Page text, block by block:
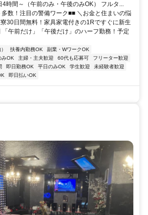
時間～（午前のみ・午後のみOK） フルタ...
数！注目の警備ワーク■■ ＼お金と住まいの悩
30日間無料！家具家電付きの1Rですぐに新生
午前だけ」「午後だけ」のハーフ勤務！予定
扶養内勤務OK
副業・WワークOK
みOK 主婦・主夫歓迎 60代も応募可
フリーター歓迎
即日勤務OK 平日のみOK 学生歓迎
未経験者歓迎
即日払いOK